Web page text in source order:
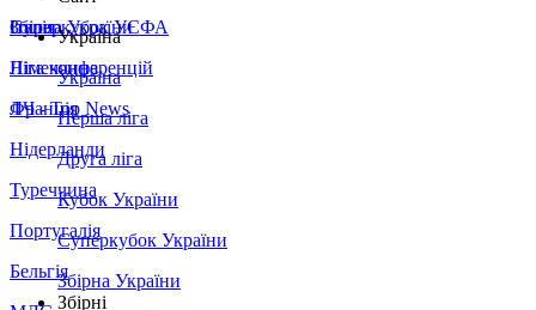
Збірна України
Італія
Німеччина
Франція
Нідерланди
Туреччина
Португалія
Бельгія
Суперкубок УЄФА
Ліга конференцій
ЛЧ - Top News
Україна
Україна
Перша ліга
Друга ліга
Кубок України
Суперкубок України
Збірна України
Збірні